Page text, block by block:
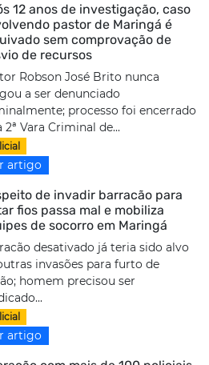
12 anos de investigação, caso
pastor de Maringá é
sem comprovação de
de recursos
Robson José Brito nunca
a ser denunciado
processo foi encerrado
2ª Vara Criminal de...
artigo
de invadir barracão para
fios passa mal e mobiliza
de socorro em Maringá
desativado já teria sido alvo
invasões para furto de
homem precisou ser
artigo